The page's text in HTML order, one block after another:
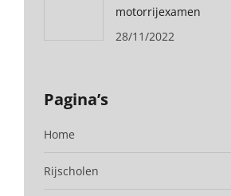
motorrijexamen
28/11/2022
Pagina’s
Home
Rijscholen